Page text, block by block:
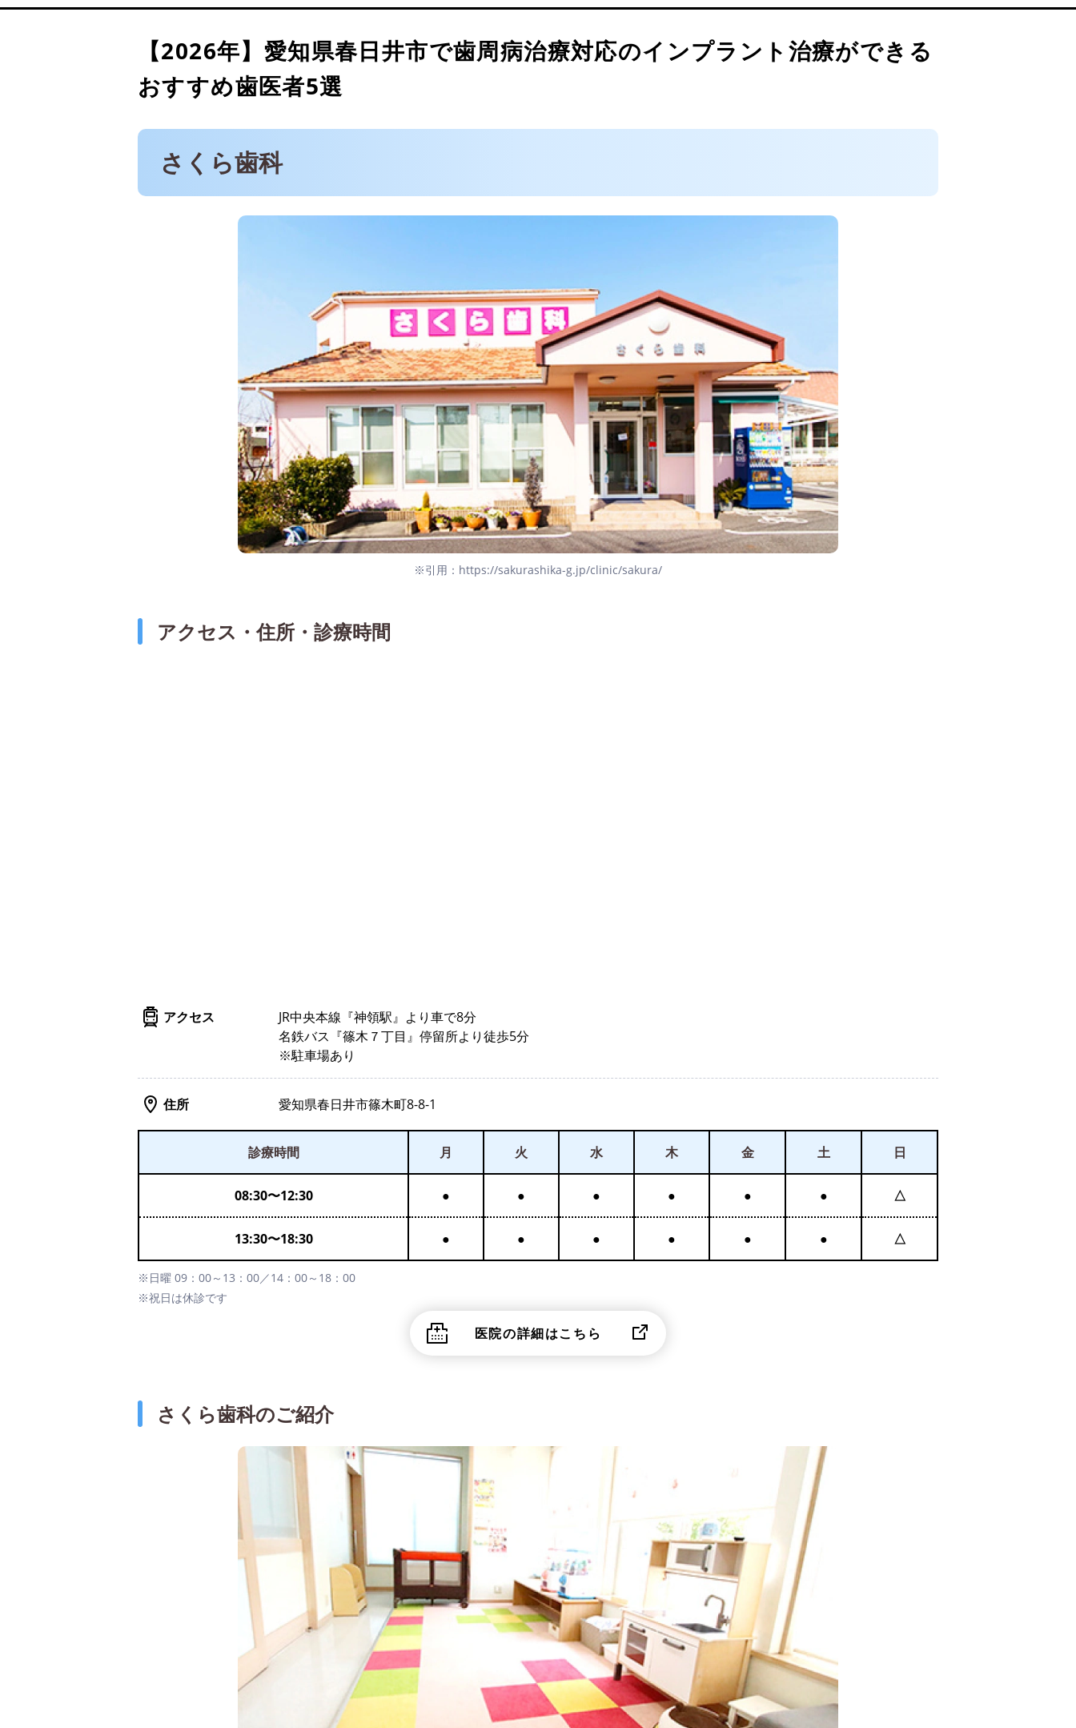
医療法人真美会 森川歯科クリニック
春日井アップル歯科
くまの歯科
【2026年】 愛知県春日井市で歯周病治療対応のインプラント治療ができる
おすすめ歯医者5選
さくら歯科
※引用：https://sakurashika-g.jp/clinic/sakura/
アクセス・住所・診療時間
アクセス
JR中央本線『神領駅』より車で8分
名鉄バス『篠木７丁目』停留所より徒歩5分
※駐車場あり
住所 愛知県春日井市篠木町8-8-1
診療時間 月 火 水 木 金 土 日
08:30〜12:30 ● ● ● ● ● ● △
13:30〜18:30 ● ● ● ● ● ● △
※日曜 09：00～13：00／14：00～18：00
※祝日は休診です
医院の詳細はこちら
さくら歯科のご紹介